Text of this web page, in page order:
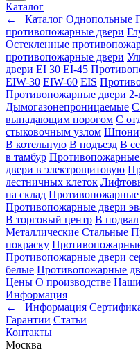
Каталог
←
Каталог Однопольные
противопожарные двери
Остекленные
противопожарные двери
двери EI 30 EI-45
EIW-30 EIW-60 EIS
Противопожарные двери 2-
Дымогазонепроницаемые С
выпадающим порогом С
стыковочным узлом
В котельную В подъезд В
в тамбур Противопожарные
двери в электрощитовую
лестничных клеток
на склад Противопожарные
Противопожарные двери
В торговый центр В подвал
Металлические Стальные
покраску
Противопожарные двери
белые Противопожарные
Цены О производстве
Информация
←
Информация
Гарантии Статьи
Контакты
Москва